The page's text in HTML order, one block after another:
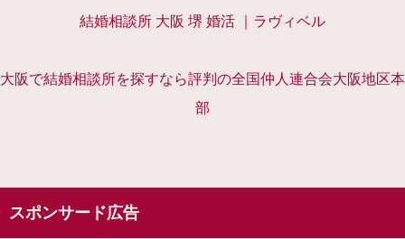
結婚相談所 大阪 堺 婚活 ｜ラヴィベル
大阪で結婚相談所を探すなら評判の全国仲人連合会大阪地区本
部
スポンサード広告